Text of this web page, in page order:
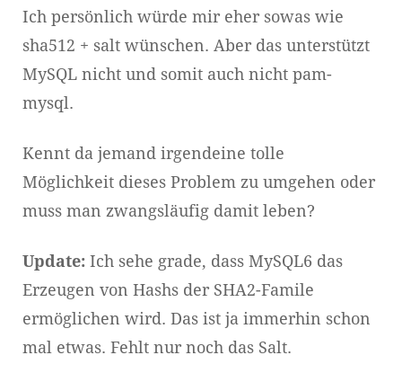
Ich persönlich würde mir eher sowas wie
sha512 + salt wünschen. Aber das unterstützt
MySQL nicht und somit auch nicht pam-
mysql.
Kennt da jemand irgendeine tolle
Möglichkeit dieses Problem zu umgehen oder
muss man zwangsläufig damit leben?
Update: Ich sehe grade, dass MySQL6 das
Erzeugen von Hashs der SHA2-Famile
ermöglichen wird. Das ist ja immerhin schon
mal etwas. Fehlt nur noch das Salt.